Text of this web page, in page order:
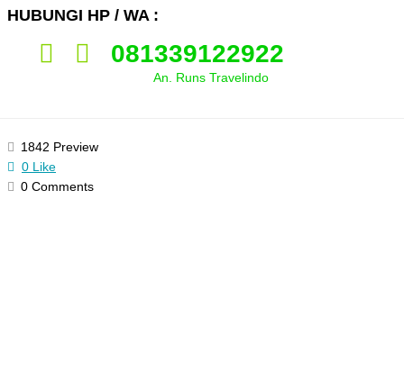
HUBUNGI HP / WA :
081339122922
An. Runs Travelindo
1842 Preview
0 Like
0 Comments